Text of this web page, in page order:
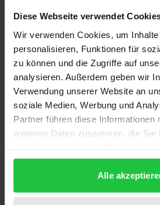
Diese Webseite verwendet
Wir verwenden Cookies, um
personalisieren, Funktionen für
zu können und die Zugriffe auf
analysieren. Außerdem geben wir
Verwendung unserer Website an
soziale Medien, Werbung und
Partner führen diese Informationen
weiteren Daten zusammen, die Sie
gesammelt haben.
Alle
Bedingt durch eine gewachsene
Entwicklung der
Europäisierung der
entsprechende
Forschungsaktivitäten und
Ausbildungsmöglichkeiten
Festigung und der weitere
bzw. internationalen
Sporthochschule Köln gewählt
Ziel, die Hochschule zu einer